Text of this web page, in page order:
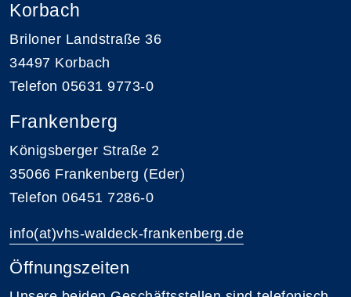
Korbach
Briloner Landstraße 36
34497 Korbach
Telefon 05631 9773-0
Frankenberg
Königsberger Straße 2
35066 Frankenberg (Eder)
Telefon 06451 7286-0
info(at)vhs-waldeck-frankenberg.de
Öffnungszeiten